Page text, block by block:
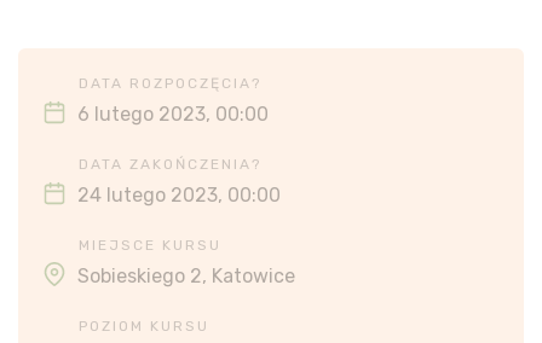
DATA ROZPOCZĘCIA?
6 lutego 2023, 00:00
DATA ZAKOŃCZENIA?
24 lutego 2023, 00:00
MIEJSCE KURSU
Sobieskiego 2, Katowice
POZIOM KURSU